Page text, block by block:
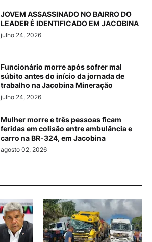
JOVEM ASSASSINADO NO BAIRRO DO
LEADER É IDENTIFICADO EM JACOBINA
julho 24, 2026
Funcionário morre após sofrer mal
súbito antes do início da jornada de
trabalho na Jacobina Mineração
julho 24, 2026
Mulher morre e três pessoas ficam
feridas em colisão entre ambulância e
carro na BR-324, em Jacobina
agosto 02, 2026